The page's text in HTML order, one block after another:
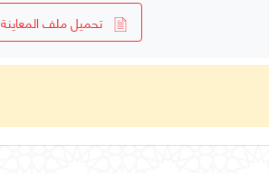
تحميل ملف المعاينة